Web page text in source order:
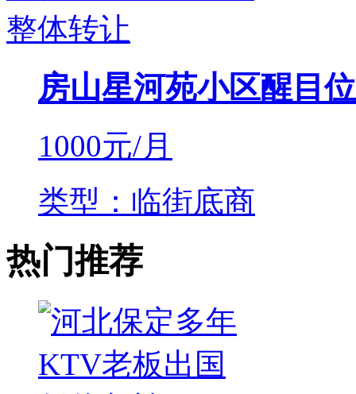
房山星河苑小区醒目
1000元/月
类型：临街底商
热门推荐